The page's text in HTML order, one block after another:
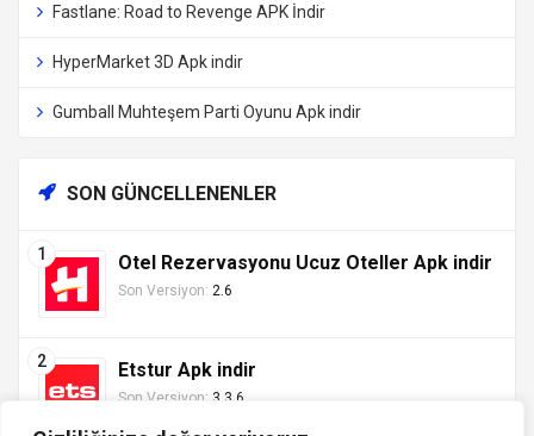
Fastlane: Road to Revenge APK İndir
HyperMarket 3D Apk indir
Gumball Muhteşem Parti Oyunu Apk indir
SON GÜNCELLENENLER
Otel Rezervasyonu Ucuz Oteller Apk indir
Son Versiyon: 2.6
Etstur Apk indir
Son Versiyon: 3.3.6